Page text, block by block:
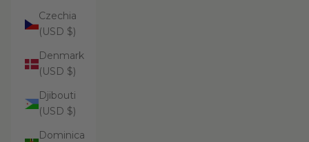
Czechia
(USD $)
Denmark
(USD $)
Djibouti
(USD $)
Dominica